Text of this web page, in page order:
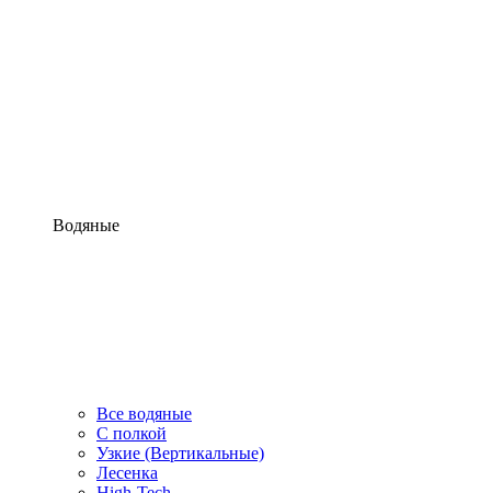
Водяные
Все водяные
С полкой
Узкие (Вертикальные)
Лесенка